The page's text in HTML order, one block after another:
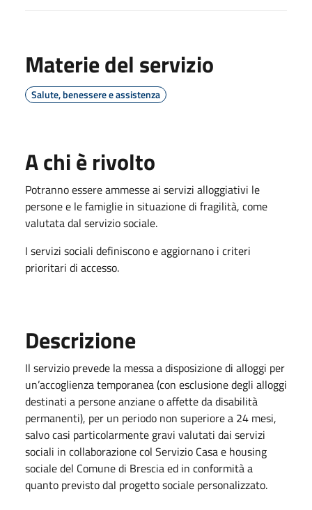
Materie del servizio
Salute, benessere e assistenza
A chi è rivolto
Potranno essere ammesse ai servizi alloggiativi le
persone e le famiglie in situazione di fragilità, come
valutata dal servizio sociale.
I servizi sociali definiscono e aggiornano i criteri
prioritari di accesso.
Descrizione
Il servizio prevede la messa a disposizione di alloggi per
un’accoglienza temporanea (con esclusione degli alloggi
destinati a persone anziane o affette da disabilità
permanenti), per un periodo non superiore a 24 mesi,
salvo casi particolarmente gravi valutati dai servizi
sociali in collaborazione col Servizio Casa e housing
sociale del Comune di Brescia ed in conformità a
quanto previsto dal progetto sociale personalizzato.